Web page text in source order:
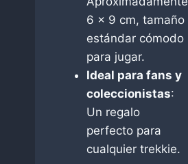
6 x 9 cm, tamaño
estándar cómodo
para jugar.
Ideal para fans y
coleccionistas:
Un regalo
perfecto para
cualquier trekkie.